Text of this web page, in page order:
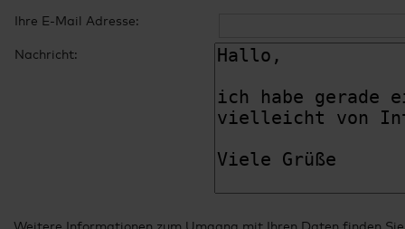
Ihre E-Mail Adresse:
Nachricht:
Weitere Informationen zum Umgang mit Ihren Daten finden